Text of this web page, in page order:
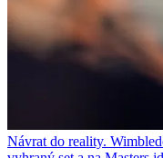
Návrat do reality.